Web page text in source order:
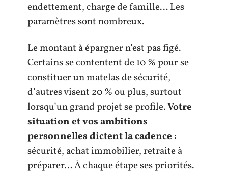
endettement, charge de famille… Les
paramètres sont nombreux.
Le montant à épargner n’est pas figé.
Certains se contentent de 10 % pour se
constituer un matelas de sécurité,
d’autres visent 20 % ou plus, surtout
lorsqu’un grand projet se profile.Votre
situation et vos ambitions
personnelles dictent la cadence :
sécurité, achat immobilier, retraite à
préparer… À chaque étape ses priorités.